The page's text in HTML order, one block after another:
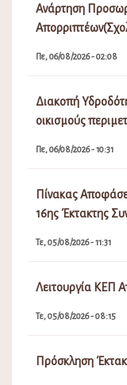
Ανάρτηση
Πε, 06/08/2026 - 02:08
Διακοπή
οικισμούς
Πε, 06/08/2026 - 10:31
Πίνακας
16ης Έκτακτης
Τε, 05/08/2026 - 11:31
Λειτουργία ΚΕΠ
Τε, 05/08/2026 - 08:15
Πρόσκληση